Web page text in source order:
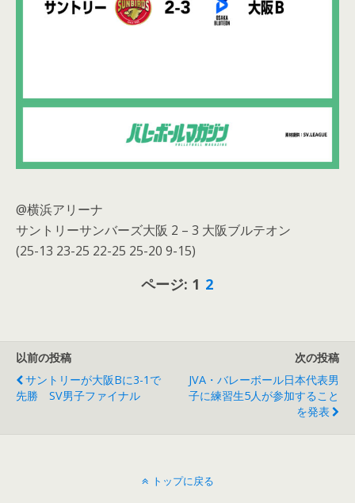
@横浜アリーナ
サントリーサンバーズ大阪 2 – 3 大阪ブルテオン
(25-13 23-25 22-25 25-20 9-15)
ページ: 1 2
以前の投稿
サントリーが大阪Bに3-1で
先勝 SV男子ファイナル
次の投稿
JVA・バレーボール日本代表男
子に練習生5人が参加すること
を発表
トップに戻る